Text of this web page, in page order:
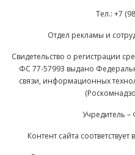
Тел.: +7
Отдел рекламы и
Свидетельство о регистрации
ФС 77-57993 выдано
связи, информационных
Учредитель
Контент сайта